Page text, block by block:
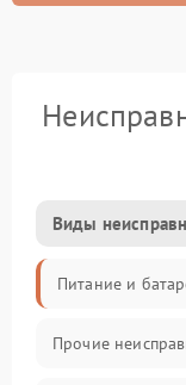
Виды
Питание и
Прочие